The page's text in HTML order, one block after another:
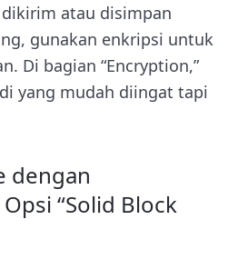
atau disimpan
gunakan enkripsi untuk
Di bagian “Encryption,”
yang mudah diingat tapi
dengan
“Solid Block